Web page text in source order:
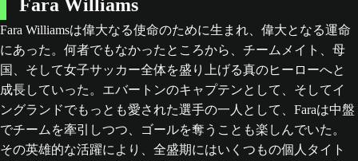
Fara Williams
Fara Williamsは偉大なる使命のために生まれ、偉大となる運命
にあった。何者でもなかったところから、チームメイト、母
国、そして女子サッカー全体を盛り上げる真のヒーローへと
成長していった。エバートンのキャプテンとして、そしてイ
ングランドでもっとも愛された選手の一人として、Faraは中盤
でチームを牽引しつつ、ゴールを奪うことも楽しんでいた。
その英雄的な活躍により、全盛期にはいくつもの個人タイト